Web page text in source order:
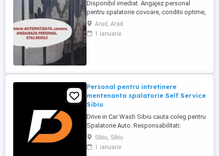
Disponibil imediat. Angajez personal
pentru spalatorie covoare, conditii optime,
scule de lucru automatizate, salariu
discutabil, negociabil, avantajos, ofer
seriozitate maxima si cer acelasi lucru,
Arad, Arad
1 ianuarie
Personal pentru intretinere
mentenanta spalatorie Self Service
Sibiu
Drive in Car Wash Sibiu cauta coleg pentru
Spalatorie Auto. Responsabilitati:
mentinerea curateniei in spalatorie
intretinerea pistelor si a aspiratoarelor
functionale mentenanta in incinta
Sibiu, Sibiu
1 ianuarie